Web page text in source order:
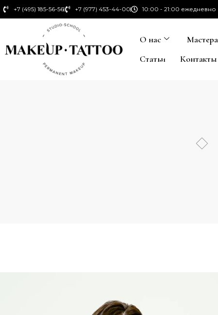
+7 (495) 185-56-56 +7 (977) 453-44-00 10:00 - 21:00 ежедневно
О нас
Мастера
Статьи
Контакты